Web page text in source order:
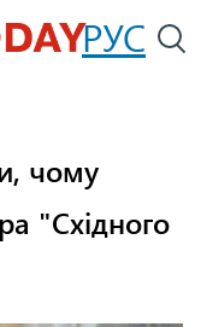
РУС
чому
"Східного